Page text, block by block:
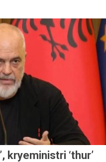
kryeministri ‘thur’